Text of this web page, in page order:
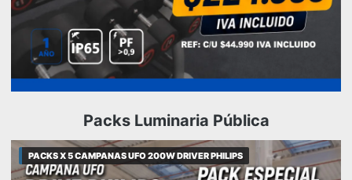
Packs Luminaria Pública
PACKS X 5 CAMPANAS UFO 200W DRIVER PHILIPS